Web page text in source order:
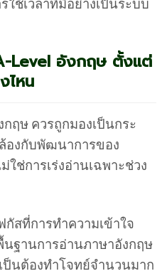
ใช้เวลาที่มีอย่างเป็นระบบ
Level อังกฤษ ตั้งแต่
ไหน
ฤษ ควรถูกมองเป็นกระ
องกับพัฒนาการของ
ช่การเร่งอ่านเฉพาะช่วง
กัสที่การทำความเข้าใจ
ฐานการอ่านภาษาอังกฤษ
ป็นต้องทำโจทย์จำนวนมาก